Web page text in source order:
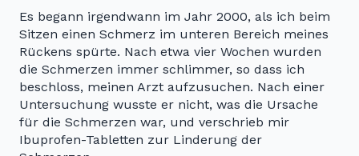
Es begann irgendwann im Jahr 2000, als ich beim
Sitzen einen Schmerz im unteren Bereich meines
Rückens spürte. Nach etwa vier Wochen wurden
die Schmerzen immer schlimmer, so dass ich
beschloss, meinen Arzt aufzusuchen. Nach einer
Untersuchung wusste er nicht, was die Ursache
für die Schmerzen war, und verschrieb mir
Ibuprofen-Tabletten zur Linderung der